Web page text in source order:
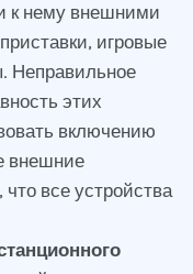
к нему внешними
игровые
Неправильное
этих
включению
внешние
все устройства